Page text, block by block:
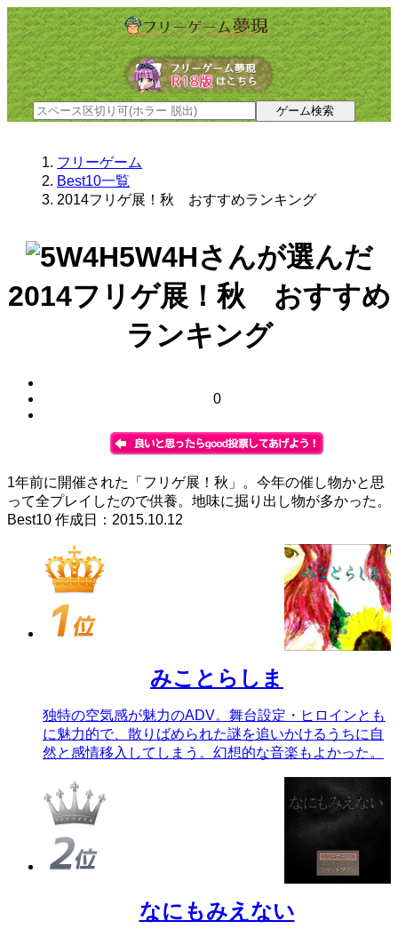
フリーゲーム
Best10一覧
2014フリゲ展！秋 おすすめランキング
5W4Hさんが選んだ
2014フリゲ展！秋 おすすめ
ランキング
0
1年前に開催された「フリゲ展！秋」。今年の催し物かと思
って全プレイしたので供養。地味に掘り出し物が多かった。
Best10 作成日：2015.10.12
みことらしま
独特の空気感が魅力のADV。舞台設定・ヒロインとも
に魅力的で、散りばめられた謎を追いかけるうちに自
然と感情移入してしまう。幻想的な音楽もよかった。
なにもみえない